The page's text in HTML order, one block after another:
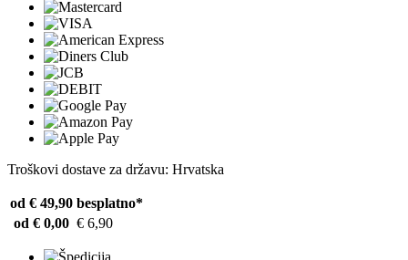
Troškovi dostave za državu: Hrvatska
od € 49,90 besplatno*
od € 0,00 € 6,90